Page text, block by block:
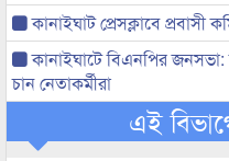
কানাইঘাট প্রেসক্লাবে প্রবাসী
কানাইঘাটে বিএনপির জনসভা:
চান নেতাকর্মীরা
এই